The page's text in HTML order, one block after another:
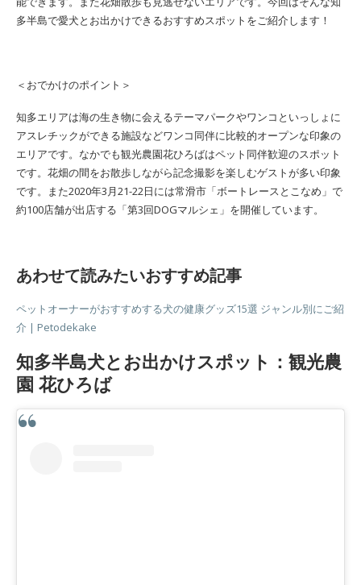
多半島で愛犬とお出かけできるおすすめスポットをご紹介します！
＜おでかけのポイント＞
知多エリアは海の生き物に会えるテーマパークやワンコといっしょに
アスレチックができる施設などワンコ同伴に比較的オープンな印象の
エリアです。なかでも観光農園花ひろばはペット同伴歓迎のスポット
です。花畑の間をお散歩しながら記念撮影を楽しむゲストが多い印象
です。また2020年3月21-22日には常滑市「ボートレースとこなめ」で
約100店舗が出店する「第3回DOGマルシェ」を開催しています。
あわせて読みたいおすすめ記事
ペットオーナーがおすすめする犬の健康グッズ15選 ジャンル別にご紹
介 | Petodekake
知多半島犬とお出かけスポット：観光農
園 花ひろば